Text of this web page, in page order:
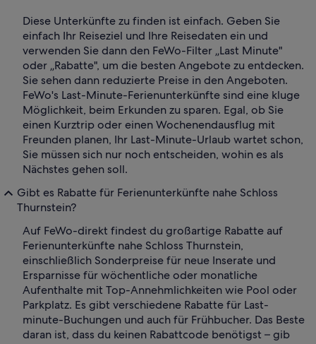
Diese Unterkünfte zu finden ist einfach. Geben Sie
einfach Ihr Reiseziel und Ihre Reisedaten ein und
verwenden Sie dann den FeWo-Filter „Last Minute"
oder „Rabatte", um die besten Angebote zu entdecken.
Sie sehen dann reduzierte Preise in den Angeboten.
FeWo's Last-Minute-Ferienunterkünfte sind eine kluge
Möglichkeit, beim Erkunden zu sparen. Egal, ob Sie
einen Kurztrip oder einen Wochenendausflug mit
Freunden planen, Ihr Last-Minute-Urlaub wartet schon,
Sie müssen sich nur noch entscheiden, wohin es als
Nächstes gehen soll.
Gibt es Rabatte für Ferienunterkünfte nahe Schloss
Thurnstein?
Auf FeWo-direkt findest du großartige Rabatte auf
Ferienunterkünfte nahe Schloss Thurnstein,
einschließlich Sonderpreise für neue Inserate und
Ersparnisse für wöchentliche oder monatliche
Aufenthalte mit Top-Annehmlichkeiten wie Pool oder
Parkplatz. Es gibt verschiedene Rabatte für Last-
minute-Buchungen und auch für Frühbucher. Das Beste
daran ist, dass du keinen Rabattcode benötigst – gib